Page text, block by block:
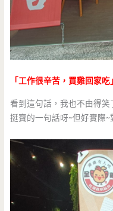
「工作很辛苦，買雞回家吃」
看到這句話，我也不由得笑
挺寶的一句話呀~但好實際